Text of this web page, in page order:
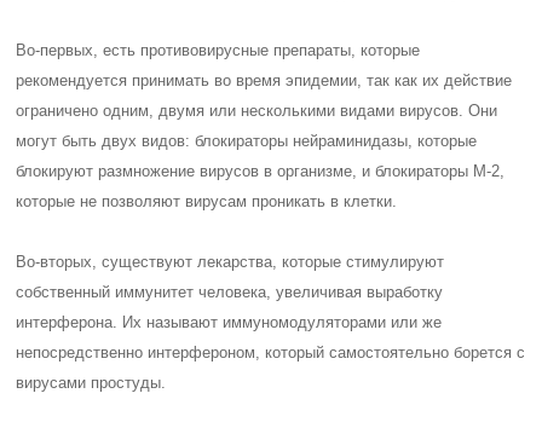
Во-первых, есть противовирусные препараты, которые
рекомендуется принимать во время эпидемии, так как их действие
ограничено одним, двумя или несколькими видами вирусов. Они
могут быть двух видов: блокираторы нейраминидазы, которые
блокируют размножение вирусов в организме, и блокираторы М-2,
которые не позволяют вирусам проникать в клетки.
Во-вторых, существуют лекарства, которые стимулируют
собственный иммунитет человека, увеличивая выработку
интерферона. Их называют иммуномодуляторами или же
непосредственно интерфероном, который самостоятельно борется с
вирусами простуды.